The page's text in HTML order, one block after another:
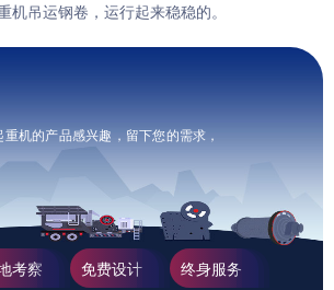
机吊运钢卷，运行起来稳稳的。
机的产品感兴趣，留下您的需求，
考察 免费设计 终身服务